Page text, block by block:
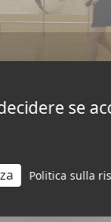
se
Politica sulla